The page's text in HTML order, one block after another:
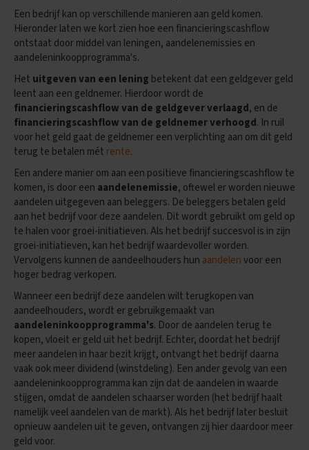
c
h
i
d
e
n
i
s
E
x
m
e
n
t
i
p
s
O
f
e
n
e
x
a
m
e
n
s
M
Een bedrijf kan op verschillende manieren aan geld komen.
Hieronder laten we kort zien hoe een financieringscashflow
ontstaat door middel van leningen, aandelenemissies en
aandeleninkoopprogramma's.
Het uitgeven van een lening betekent dat een geldgever geld
leent aan een geldnemer. Hierdoor wordt de
financieringscashflow van de geldgever verlaagd, en de
financieringscashflow van de geldnemer verhoogd. In ruil
voor het geld gaat de geldnemer een verplichting aan om dit geld
terug te betalen mét rente.
Een andere manier om aan een positieve financieringscashflow te
komen, is door een aandelenemissie, oftewel er worden nieuwe
aandelen uitgegeven aan beleggers. De beleggers betalen geld
aan het bedrijf voor deze aandelen. Dit wordt gebruikt om geld op
te halen voor groei-initiatieven. Als het bedrijf succesvol is in zijn
groei-initiatieven, kan het bedrijf waardevoller worden.
Vervolgens kunnen de aandeelhouders hun aandelenvoor een
hoger bedrag verkopen.
Wanneer een bedrijf deze aandelen wilt terugkopen van
aandeelhouders, wordt er gebruikgemaakt van
aandeleninkoopprogramma's. Door de aandelen terug te
kopen, vloeit er geld uit het bedrijf. Echter, doordat het bedrijf
meer aandelen in haar bezit krijgt, ontvangt het bedrijf daarna
vaak ook meer dividend (winstdeling). Een ander gevolg van een
aandeleninkoopprogramma kan zijn dat de aandelen in waarde
stijgen, omdat de aandelen schaarser worden (het bedrijf haalt
namelijk veel aandelen van de markt). Als het bedrijf later besluit
opnieuw aandelen uit te geven, ontvangen zij hier daardoor meer
geld voor.